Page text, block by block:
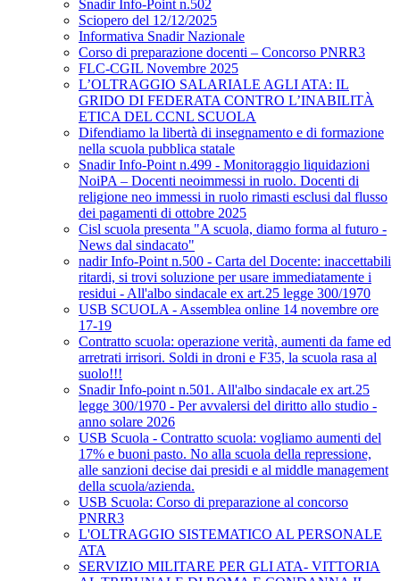
Snadir Info-Point n.502
Sciopero del 12/12/2025
Informativa Snadir Nazionale
Corso di preparazione docenti – Concorso PNRR3
FLC-CGIL Novembre 2025
L’OLTRAGGIO SALARIALE AGLI ATA: IL
GRIDO DI FEDERATA CONTRO L’INABILITÀ
ETICA DEL CCNL SCUOLA
Difendiamo la libertà di insegnamento e di formazione
nella scuola pubblica statale
Snadir Info-Point n.499 - Monitoraggio liquidazioni
NoiPA – Docenti neoimmessi in ruolo. Docenti di
religione neo immessi in ruolo rimasti esclusi dal flusso
dei pagamenti di ottobre 2025
Cisl scuola presenta "A scuola, diamo forma al futuro -
News dal sindacato"
nadir Info-Point n.500 - Carta del Docente: inaccettabili
ritardi, si trovi soluzione per usare immediatamente i
residui - All'albo sindacale ex art.25 legge 300/1970
USB SCUOLA - Assemblea online 14 novembre ore
17-19
Contratto scuola: operazione verità, aumenti da fame ed
arretrati irrisori. Soldi in droni e F35, la scuola rasa al
suolo!!!
Snadir Info-point n.501. All'albo sindacale ex art.25
legge 300/1970 - Per avvalersi del diritto allo studio -
anno solare 2026
USB Scuola - Contratto scuola: vogliamo aumenti del
17% e buoni pasto. No alla scuola della repressione,
alle sanzioni decise dai presidi e al middle management
della scuola/azienda.
USB Scuola: Corso di preparazione al concorso
PNRR3
L'OLTRAGGIO SISTEMATICO AL PERSONALE
ATA
SERVIZIO MILITARE PER GLI ATA- VITTORIA